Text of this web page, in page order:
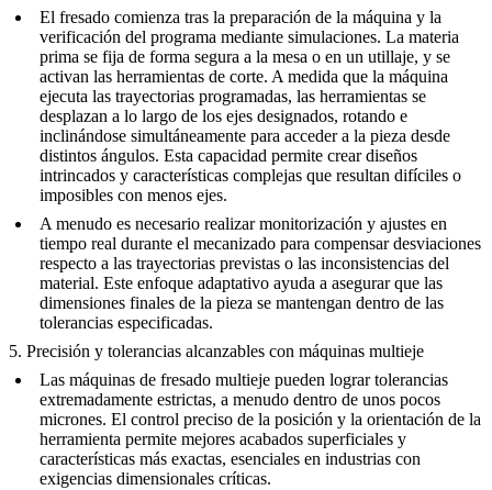
El fresado comienza tras la preparación de la máquina y la
verificación del programa mediante simulaciones. La materia
prima se fija de forma segura a la mesa o en un utillaje, y se
activan las herramientas de corte. A medida que la máquina
ejecuta las trayectorias programadas, las herramientas se
desplazan a lo largo de los ejes designados, rotando e
inclinándose simultáneamente para acceder a la pieza desde
distintos ángulos. Esta capacidad permite crear diseños
intrincados y características complejas que resultan difíciles o
imposibles con menos ejes.
A menudo es necesario realizar monitorización y ajustes en
tiempo real durante el mecanizado para compensar desviaciones
respecto a las trayectorias previstas o las inconsistencias del
material. Este enfoque adaptativo ayuda a asegurar que las
dimensiones finales de la pieza se mantengan dentro de las
tolerancias especificadas.
5. Precisión y tolerancias alcanzables con máquinas multieje
Las máquinas de fresado multieje pueden lograr tolerancias
extremadamente estrictas, a menudo dentro de unos pocos
micrones. El control preciso de la posición y la orientación de la
herramienta permite mejores acabados superficiales y
características más exactas, esenciales en industrias con
exigencias dimensionales críticas.